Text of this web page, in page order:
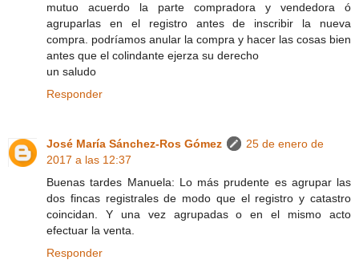
mutuo acuerdo la parte compradora y vendedora ó
agruparlas en el registro antes de inscribir la nueva
compra. podríamos anular la compra y hacer las cosas bien
antes que el colindante ejerza su derecho
un saludo
Responder
José María Sánchez-Ros Gómez
25 de enero de
2017 a las 12:37
Buenas tardes Manuela: Lo más prudente es agrupar las
dos fincas registrales de modo que el registro y catastro
coincidan. Y una vez agrupadas o en el mismo acto
efectuar la venta.
Responder